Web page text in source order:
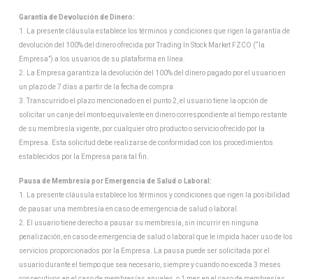
Garantía de Devolución de Dinero:
1. La presente cláusula establece los términos y condiciones que rigen la garantía de
devolución del 100% del dinero ofrecida por Trading In Stock Market FZCO (“la
Empresa”) a los usuarios de su plataforma en línea.
2. La Empresa garantiza la devolución del 100% del dinero pagado por el usuario en
un plazo de 7 días a partir de la fecha de compra.
3. Transcurrido el plazo mencionado en el punto 2, el usuario tiene la opción de
solicitar un canje del monto equivalente en dinero correspondiente al tiempo restante
de su membresía vigente, por cualquier otro producto o servicio ofrecido por la
Empresa. Esta solicitud debe realizarse de conformidad con los procedimientos
establecidos por la Empresa para tal fin.
Pausa de Membresía por Emergencia de Salud o Laboral:
1. La presente cláusula establece los términos y condiciones que rigen la posibilidad
de pausar una membresía en caso de emergencia de salud o laboral.
2. El usuario tiene derecho a pausar su membresía, sin incurrir en ninguna
penalización, en caso de emergencia de salud o laboral que le impida hacer uso de los
servicios proporcionados por la Empresa. La pausa puede ser solicitada por el
usuario durante el tiempo que sea necesario, siempre y cuando no exceda 3 meses